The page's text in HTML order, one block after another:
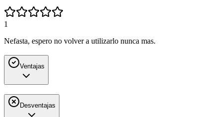
1
Nefasta, espero no volver a utilizarlo nunca mas.
Ventajas
Desventajas